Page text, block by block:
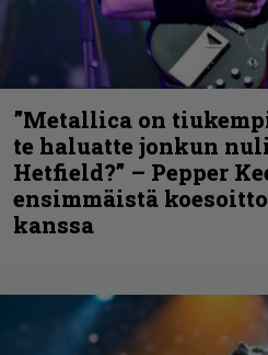
”Metallica on
te haluatte jonkun
Hetfield?” – Pepper
ensimmäistä
kanssa